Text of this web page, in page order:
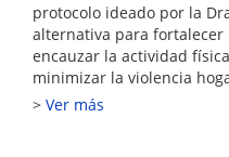
protocolo ideado por la
alternativa para
encauzar la actividad
minimizar la violencia
Ver más